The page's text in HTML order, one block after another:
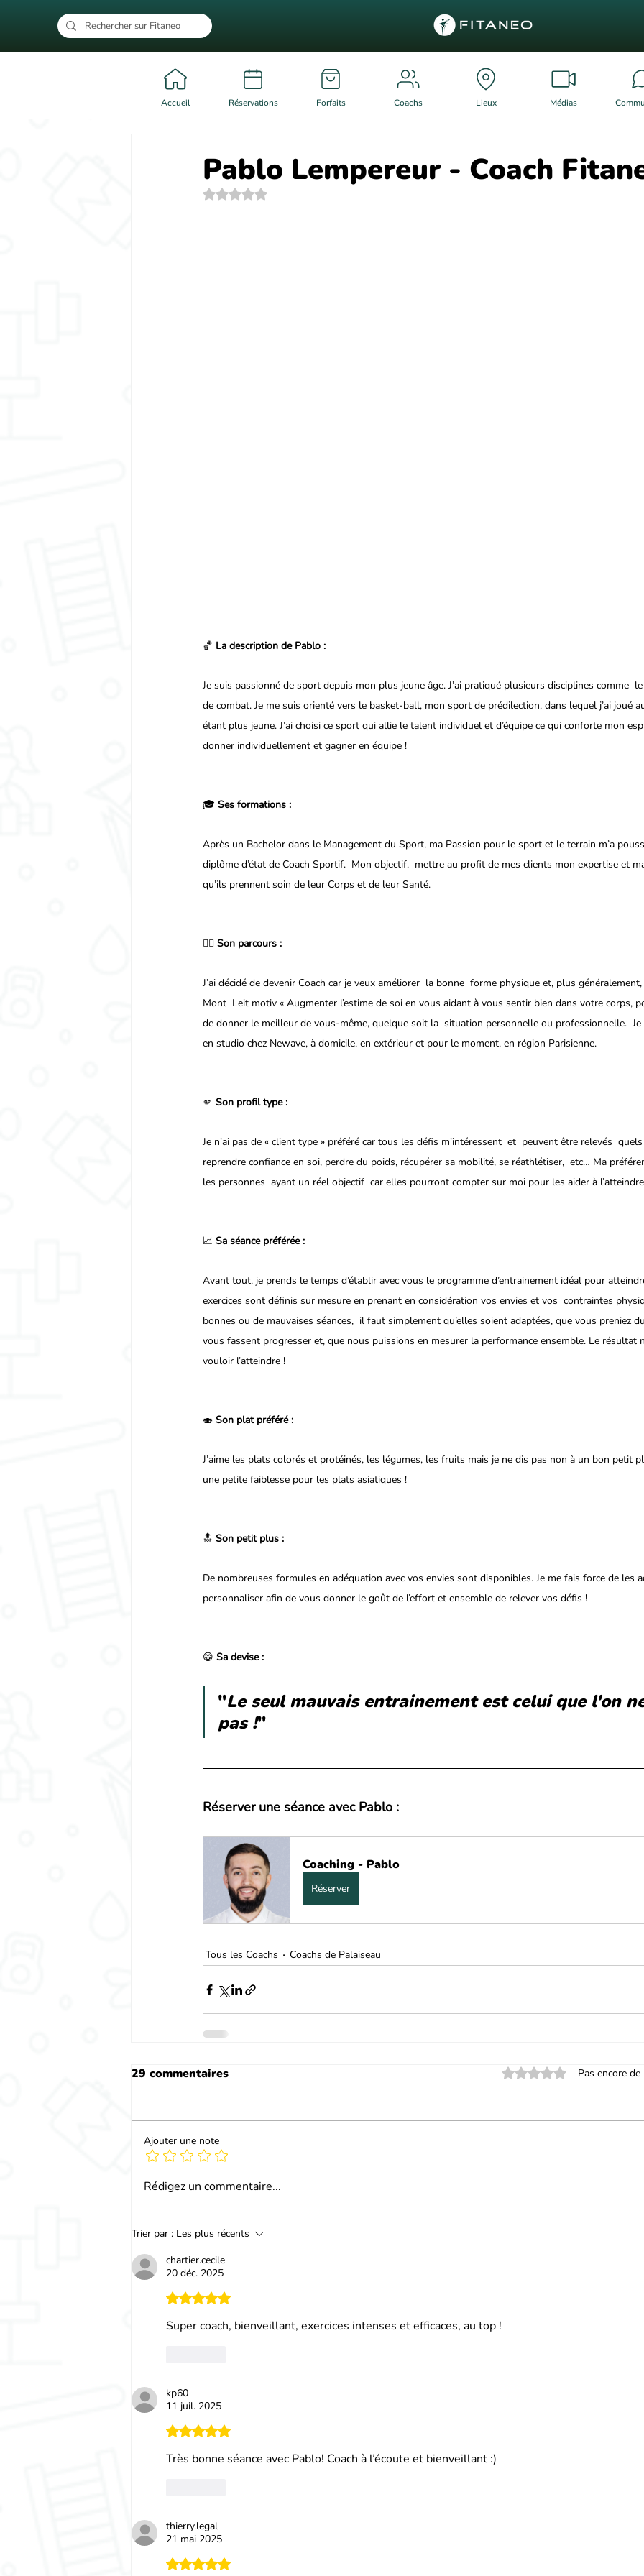
Accueil Réservations Forfaits Coachs Lieux Médias
Pablo Lempereur - Coach
Noté NaN étoiles sur 5.
🏀 La description de Pablo :
Je suis passionné de sport depuis mon plus jeune âge. J’ai pratiqué plusieurs disciplines comme
de combat. Je me suis orienté vers le basket-ball, mon sport de prédilection, dans lequel j’ai joué
étant plus jeune. J’ai choisi ce sport qui allie le talent individuel et d’équipe ce qui conforte mon
donner individuellement et gagner en équipe !
🎓 Ses formations :
Après un Bachelor dans le Management du Sport, ma Passion pour le sport et le terrain m’a
diplôme d’état de Coach Sportif.  Mon objectif,  mettre au profit de mes clients mon expertise et
qu’ils prennent soin de leur Corps et de leur Santé.
🏋️‍♀️ Son parcours :
J’ai décidé de devenir Coach car je veux améliorer  la bonne  forme physique et, plus
Mont  Leit motiv « Augmenter l’estime de soi en vous aidant à vous sentir bien dans votre corps,
de donner le meilleur de vous-même, quelque soit la  situation personnelle ou professionnelle.
en studio chez Newave, à domicile, en extérieur et pour le moment, en région Parisienne.
🫵 Son profil type :
Je n’ai pas de « client type » préféré car tous les défis m’intéressent  et  peuvent être relevés
reprendre confiance en soi, perdre du poids, récupérer sa mobilité, se réathlétiser,  etc… Ma
les personnes  ayant un réel objectif  car elles pourront compter sur moi pour les aider à
📈 Sa séance préférée :
Avant tout, je prends le temps d’établir avec vous le programme d’entrainement idéal pour
exercices sont définis sur mesure en prenant en considération vos envies et vos  contraintes
bonnes ou de mauvaises séances,  il faut simplement qu’elles soient adaptées, que vous preniez
vous fassent progresser et, que nous puissions en mesurer la performance ensemble. Le résultat
vouloir l’atteindre !
🍣 Son plat préféré :
J’aime les plats colorés et protéinés, les légumes, les fruits mais je ne dis pas non à un bon petit
une petite faiblesse pour les plats asiatiques !
🔝 Son petit plus :
De nombreuses formules en adéquation avec vos envies sont disponibles. Je me fais force de les
personnaliser afin de vous donner le goût de l’effort et ensemble de relever vos défis !
😁 Sa devise :
"Le seul mauvais entrainement est celui que l'on
pas !"
Réserver une séance avec Pablo :
Coaching - Pablo
Réserver
Tous les Coachs Coachs de Palaiseau
29 commentaires Noté 0 étoile sur 5.
Pas encore
Ajouter une note
Rédigez un commentaire...
Trier par : Les plus récents
chartier.cecile
20 déc. 2025
Noté 5 étoiles sur 5.
Super coach, bienveillant, exercices intenses et efficaces, au top !
kp60
11 juil. 2025
Noté 5 étoiles sur 5.
Très bonne séance avec Pablo! Coach à l’écoute et bienveillant :)
thierry.legal
21 mai 2025
Noté 5 étoiles sur 5.